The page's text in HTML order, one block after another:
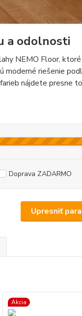
a odolnosti
NEMO Floor,
moderné riešenie
nájdete presne
Upresniť
Doprava ZADARMO
Akcia